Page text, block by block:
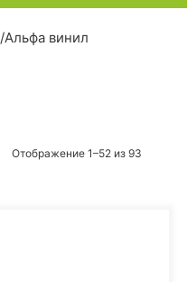
/Альфа винил
Отображение 1–52 из 93